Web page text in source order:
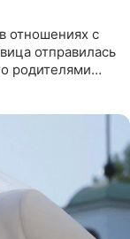
отношениях с
отправилась
родителями